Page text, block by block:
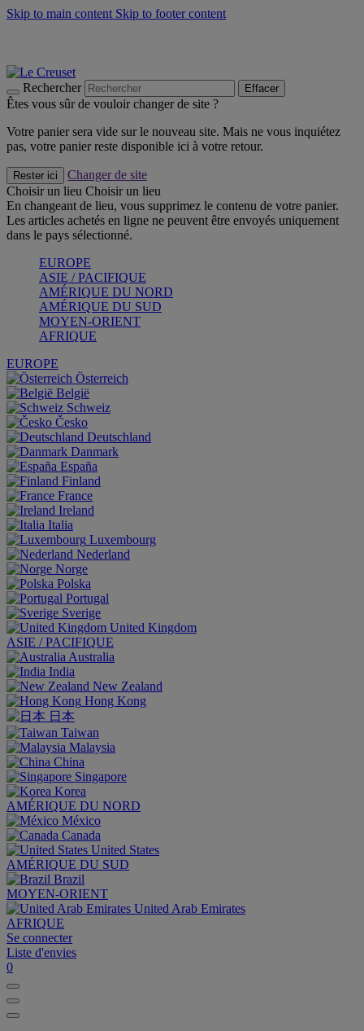
Skip to main content Skip to footer content
Rechercher Effacer
Êtes vous sûr de vouloir changer de site ?
Votre panier sera vide sur le nouveau site. Mais ne vous inquiétez
pas, votre panier reste disponible ici à votre retour.
Rester ici
Changer de site
Choisir un lieu Choisir un lieu
En changeant de lieu, vous supprimez le contenu de votre panier.
Les articles achetés en ligne ne peuvent être envoyés uniquement
dans le pays sélectionné.
EUROPE
ASIE / PACIFIQUE
AMÉRIQUE DU NORD
AMÉRIQUE DU SUD
MOYEN-ORIENT
AFRIQUE
EUROPE
Österreich
België
Schweiz
Česko
Deutschland
Danmark
España
Finland
France
Ireland
Italia
Luxembourg
Nederland
Norge
Polska
Portugal
Sverige
United Kingdom
ASIE / PACIFIQUE
Australia
India
New Zealand
Hong Kong
日本
Taiwan
Malaysia
China
Singapore
Korea
AMÉRIQUE DU NORD
México
Canada
United States
AMÉRIQUE DU SUD
Brazil
MOYEN-ORIENT
United Arab Emirates
AFRIQUE
Se connecter
Liste d'envies
0